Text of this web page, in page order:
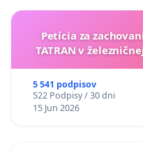
Petícia za
TATRAN v
5 541 podpisov
522 Podpisy / 30 dni
15 Jun 2026